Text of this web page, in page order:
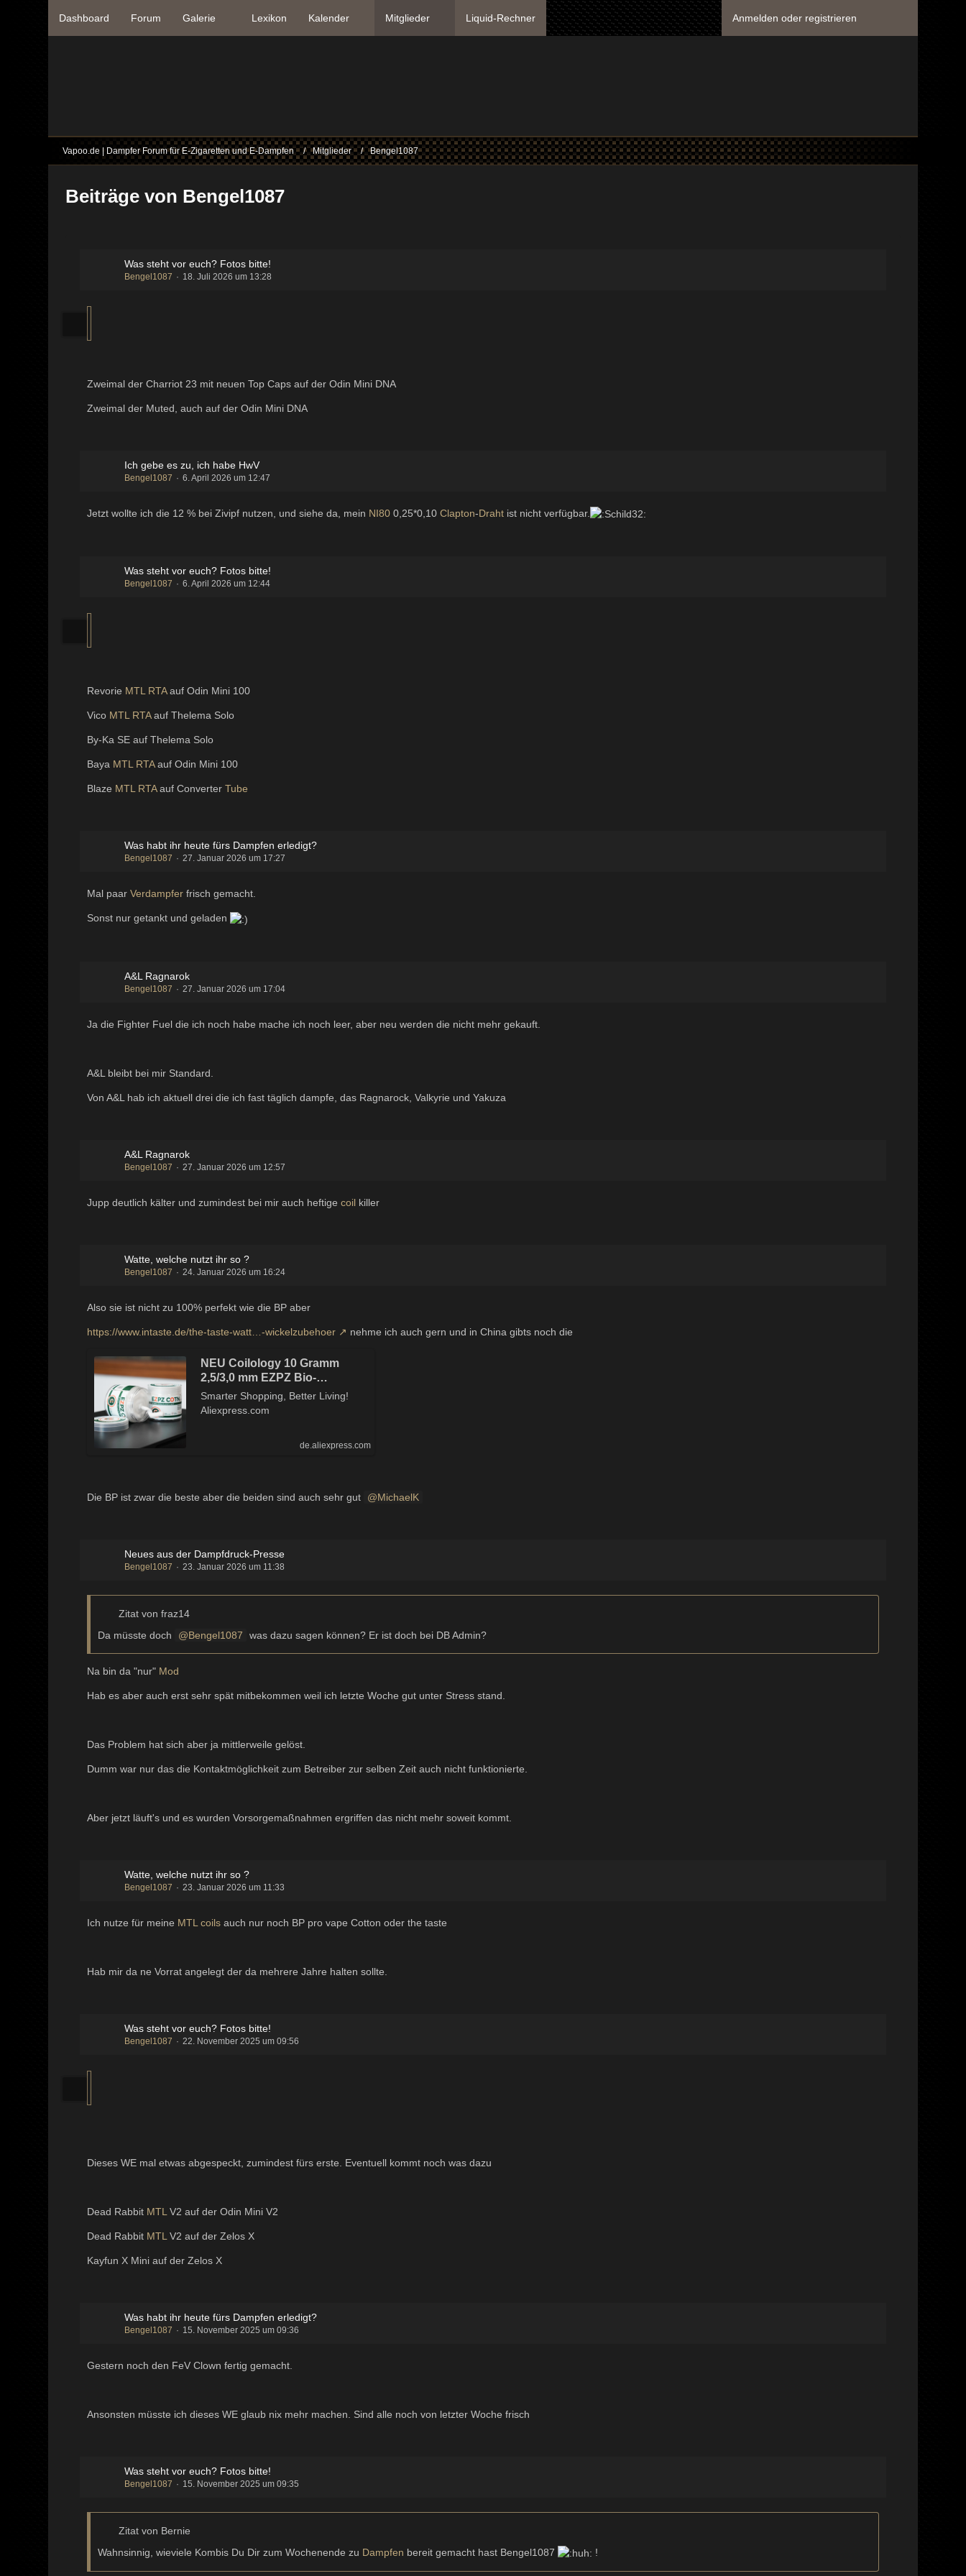
Dashboard Forum Galerie Lexikon Kalender Mitglieder Liquid-Rechner Anmelden oder registrieren
Vapoo.de | Dampfer Forum für E-Zigaretten und E-Dampfen Mitglieder Bengel1087
Beiträge von Bengel1087
Was steht vor euch? Fotos bitte!
Bengel1087 18. Juli 2026 um 13:28
Zweimal der Charriot 23 mit neuen Top Caps auf der Odin Mini DNA
Zweimal der Muted, auch auf der Odin Mini DNA
Ich gebe es zu, ich habe HwV
Bengel1087 6. April 2026 um 12:47
Jetzt wollte ich die 12 % bei Zivipf nutzen, und siehe da, mein NI80 0,25*0,10Clapton-Draht ist nicht verfügbar.
Was steht vor euch? Fotos bitte!
Bengel1087 6. April 2026 um 12:44
Revorie MTL RTAauf Odin Mini 100
Vico MTL RTAauf Thelema Solo
By-Ka SE auf Thelema Solo
Baya MTL RTAauf Odin Mini 100
Blaze MTL RTAauf ConverterTube
Was habt ihr heute fürs Dampfen erledigt?
Bengel1087 27. Januar 2026 um 17:27
Mal paarVerdampfer frisch gemacht.
Sonst nur getankt und geladen
A&L Ragnarok
Bengel1087 27. Januar 2026 um 17:04
Ja die Fighter Fuel die ich noch habe mache ich noch leer, aber neu werden die nicht mehr gekauft.
A&L bleibt bei mir Standard.
Von A&L hab ich aktuell drei die ich fast täglich dampfe, das Ragnarock, Valkyrie und Yakuza
A&L Ragnarok
Bengel1087 27. Januar 2026 um 12:57
Jupp deutlich kälter und zumindest bei mir auch heftigecoil killer
Watte, welche nutzt ihr so ?
Bengel1087 24. Januar 2026 um 16:24
Also sie ist nicht zu 100% perfekt wie die BP aber
https://www.intaste.de/the-taste-watt…-wickelzubehoer nehme ich auch gern und in China gibts noch die
NEU Coilology 10 Gramm
2,5/3,0 mm EZPZ Bio-
Baumwolle Langstapel-
Baumwolle - AliExpress 15
Smarter Shopping, Better Living!
Aliexpress.com
de.aliexpress.com
Die BP ist zwar die beste aber die beiden sind auch sehr gut MichaelK
Neues aus der Dampfdruck-Presse
Bengel1087 23. Januar 2026 um 11:38
Zitat von fraz14
Da müsste doch
Bengel1087 was dazu sagen können? Er ist doch bei DB Admin?
Na bin da "nur" Mod
Hab es aber auch erst sehr spät mitbekommen weil ich letzte Woche gut unter Stress stand.
Das Problem hat sich aber ja mittlerweile gelöst.
Dumm war nur das die Kontaktmöglichkeit zum Betreiber zur selben Zeit auch nicht funktionierte.
Aber jetzt läuft's und es wurden Vorsorgemaßnahmen ergriffen das nicht mehr soweit kommt.
Watte, welche nutzt ihr so ?
Bengel1087 23. Januar 2026 um 11:33
Ich nutze für meine MTL coils auch nur noch BP pro vape Cotton oder the taste
Hab mir da ne Vorrat angelegt der da mehrere Jahre halten sollte.
Was steht vor euch? Fotos bitte!
Bengel1087 22. November 2025 um 09:56
Dieses WE mal etwas abgespeckt, zumindest fürs erste. Eventuell kommt noch was dazu
Dead Rabbit MTL V2 auf der Odin Mini V2
Dead Rabbit MTL V2 auf der Zelos X
Kayfun X Mini auf der Zelos X
Was habt ihr heute fürs Dampfen erledigt?
Bengel1087 15. November 2025 um 09:36
Gestern noch den FeV Clown fertig gemacht.
Ansonsten müsste ich dieses WE glaub nix mehr machen. Sind alle noch von letzter Woche frisch
Was steht vor euch? Fotos bitte!
Bengel1087 15. November 2025 um 09:35
Zitat von Bernie
Wahnsinnig, wieviele Kombis Du Dir zum Wochenende zu Dampfen bereit gemacht hast Bengel1087 !